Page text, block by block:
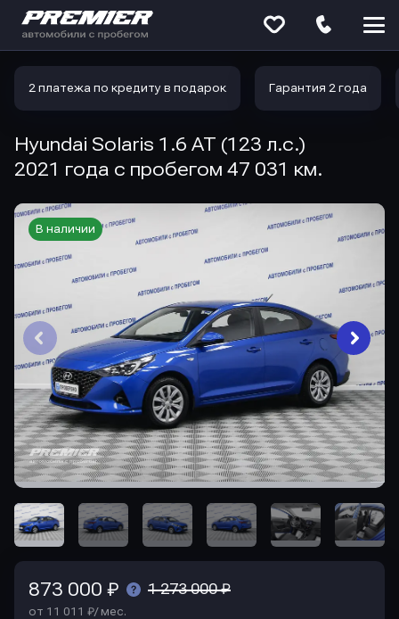
2 платежа по кредиту в подарок Гарантия 2 года
Hyundai Solaris 1.6 AT (123 л.с.)
2021 года с пробегом 47 031 км.
В наличии
873 000 ₽ 1 273 000 ₽
от 11 011 ₽/ мес.